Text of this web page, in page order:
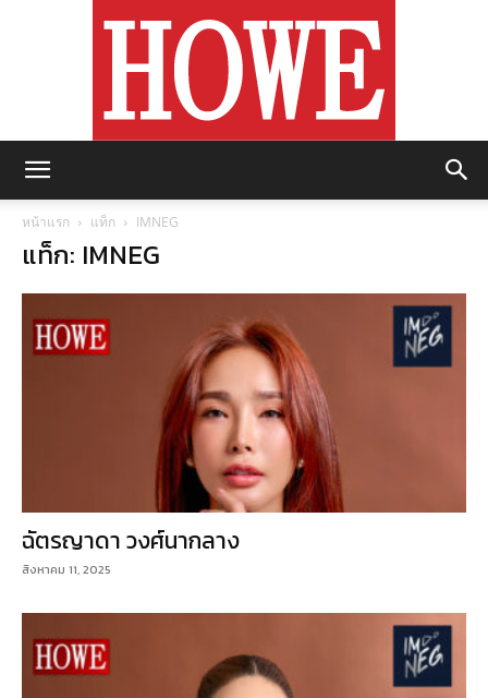
หน้าแรก แท็ก IMNEG
แท็ก: IMNEG
ฉัตรญาดา วงศ์นากลาง
สิงหาคม 11, 2025